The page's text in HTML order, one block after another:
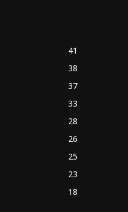
41
38
37
33
28
26
25
23
18